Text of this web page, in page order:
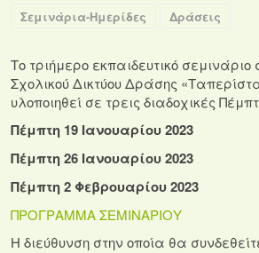
Σεμινάρια-Ημερίδες Δράσεις
Το τριήμερο εκπαιδευτικό σεμινάριο
Σχολικού Δικτύου Δράσης
υλοποιηθεί σε τρεις διαδοχικές
Πέμπτη 19 Ιανουαρίου 2023
Πέμπτη 26 Ιανουαρίου 2023
Πέμπτη 2 Φεβρουαρίου 2023
ΠΡΟΓΡΑΜΜΑ ΣΕΜΙΝΑΡΙΟΥ
Η διεύθυνση στην οποία θα